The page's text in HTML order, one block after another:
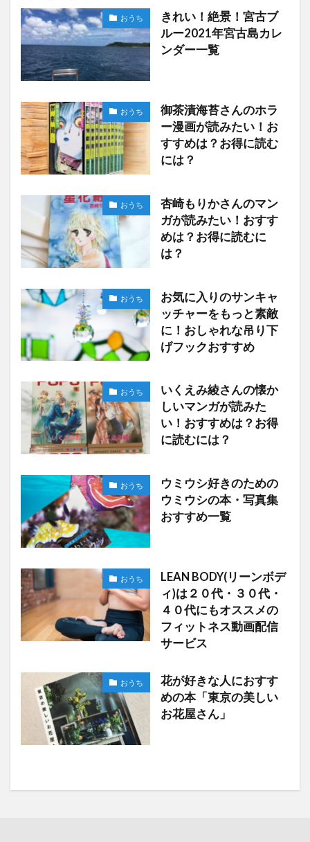
おうち
きれい！絶景！宮古ブ
ルー2021年宮古島カレ
ンダー一覧
おうち
御茶漬海苔さんのホラ
ー漫画が読みたい！お
すすめは？お得に読む
には？
おうち
杏崎もりかさんのマン
ガが読みたい！おすす
めは？お得に読むに
は？
おうち
お気に入りのサンキャ
ッチャーをもっと素敵
に！おしゃれな吊り下
げフックおすすめ
おうち
いくえみ綾さんの懐か
しいマンガが読みた
い！おすすめは？お得
に読むには？
おうち
ウミウシ好きのための
ウミウシの本・写真集
おすすめ一覧
おうち
LEAN BODY(リーンボデ
ィ)は２０代・３０代・
４０代にもオススメの
フィットネス動画配信
サービス
おうち
花が好きな人におすす
めの本「東京の美しい
お花屋さん」